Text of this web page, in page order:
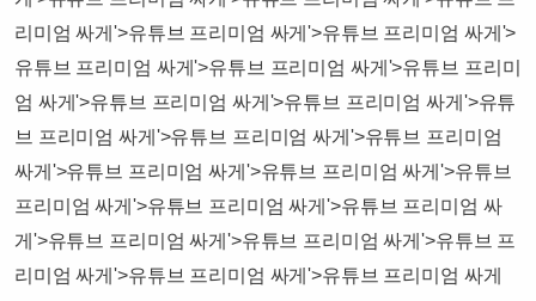
리미엄 싸게'>유튜브 프리미엄 싸게'>유튜브 프리미엄 싸게'>
유튜브 프리미엄 싸게'>유튜브 프리미엄 싸게'>유튜브 프리미
엄 싸게'>유튜브 프리미엄 싸게'>유튜브 프리미엄 싸게'>유튜
브 프리미엄 싸게'>유튜브 프리미엄 싸게'>유튜브 프리미엄
싸게'>유튜브 프리미엄 싸게'>유튜브 프리미엄 싸게'>유튜브
프리미엄 싸게'>유튜브 프리미엄 싸게'>유튜브 프리미엄 싸
게'>유튜브 프리미엄 싸게'>유튜브 프리미엄 싸게'>유튜브 프
리미엄 싸게'>유튜브 프리미엄 싸게'>유튜브 프리미엄 싸게